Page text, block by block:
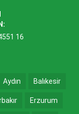
16
Aydın Balıkesir
Erzurum